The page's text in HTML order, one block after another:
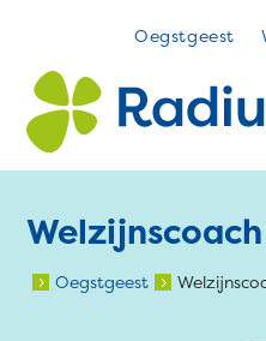
Oegstgeest
Welzijnscoach
5 Oegstgeest 5